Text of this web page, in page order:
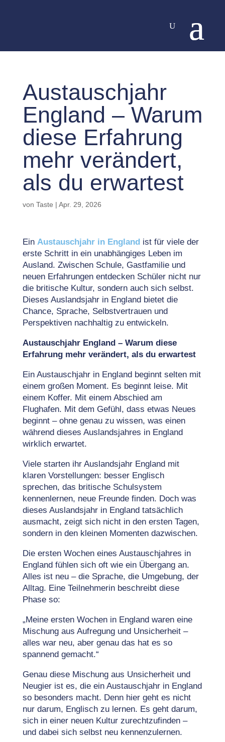
Austauschjahr
England – Warum
diese Erfahrung
mehr verändert,
als du erwartest
von Taste | Apr. 29, 2026
Ein Austauschjahr in England ist für viele der
erste Schritt in ein unabhängiges Leben im
Ausland. Zwischen Schule, Gastfamilie und
neuen Erfahrungen entdecken Schüler nicht nur
die britische Kultur, sondern auch sich selbst.
Dieses Auslandsjahr in England bietet die
Chance, Sprache, Selbstvertrauen und
Perspektiven nachhaltig zu entwickeln.
Austauschjahr England – Warum diese
Erfahrung mehr verändert, als du erwartest
Ein Austauschjahr in England beginnt selten mit
einem großen Moment. Es beginnt leise. Mit
einem Koffer. Mit einem Abschied am
Flughafen. Mit dem Gefühl, dass etwas Neues
beginnt – ohne genau zu wissen, was einen
während dieses Auslandsjahres in England
wirklich erwartet.
Viele starten ihr Auslandsjahr England mit
klaren Vorstellungen: besser Englisch
sprechen, das britische Schulsystem
kennenlernen, neue Freunde finden. Doch was
dieses Auslandsjahr in England tatsächlich
ausmacht, zeigt sich nicht in den ersten Tagen,
sondern in den kleinen Momenten dazwischen.
Die ersten Wochen eines Austauschjahres in
England fühlen sich oft wie ein Übergang an.
Alles ist neu – die Sprache, die Umgebung, der
Alltag. Eine Teilnehmerin beschreibt diese
Phase so:
„Meine ersten Wochen in England waren eine
Mischung aus Aufregung und Unsicherheit –
alles war neu, aber genau das hat es so
spannend gemacht.“
Genau diese Mischung aus Unsicherheit und
Neugier ist es, die ein Austauschjahr in England
so besonders macht. Denn hier geht es nicht
nur darum, Englisch zu lernen. Es geht darum,
sich in einer neuen Kultur zurechtzufinden –
und dabei sich selbst neu kennenzulernen.